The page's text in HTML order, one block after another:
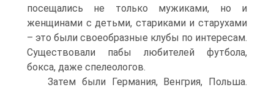
посещались не только мужиками, но и
женщинами с детьми, стариками и старухами
– это были своеобразные клубы по интересам.
Существовали пабы любителей футбола,
бокса, даже спелеологов.
Затем были Германия, Венгрия, Польша.